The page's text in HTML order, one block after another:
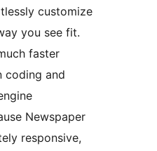
customize
you see fit.
faster
coding and
Newspaper
responsive,